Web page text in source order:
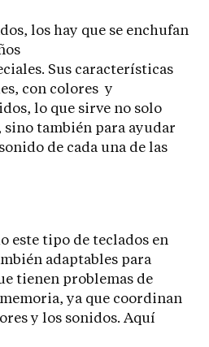
los hay que se enchufan
Sus características
con colores y
lo que sirve no solo
también para ayudar
de cada una de las
este tipo de teclados en
adaptables para
tienen problemas de
ya que coordinan
y los sonidos. Aquí